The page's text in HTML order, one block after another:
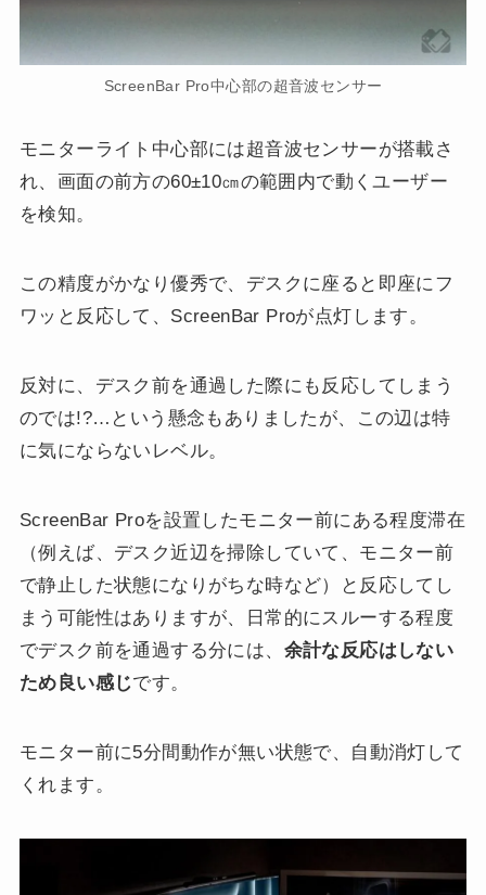
ScreenBar Pro中心部の超音波センサー
モニターライト中心部には超音波センサーが搭載さ
れ、画面の前方の60±10㎝の範囲内で動くユーザー
を検知。
この精度がかなり優秀で、デスクに座ると即座にフ
ワッと反応して、ScreenBar Proが点灯します。
反対に、デスク前を通過した際にも反応してしまう
のでは!?…という懸念もありましたが、この辺は特
に気にならないレベル。
ScreenBar Proを設置したモニター前にある程度滞在
（例えば、デスク近辺を掃除していて、モニター前
で静止した状態になりがちな時など）と反応してし
まう可能性はありますが、日常的にスルーする程度
でデスク前を通過する分には、 余計な反応はしない
ため良い感じです。
モニター前に5分間動作が無い状態で、自動消灯して
くれます。